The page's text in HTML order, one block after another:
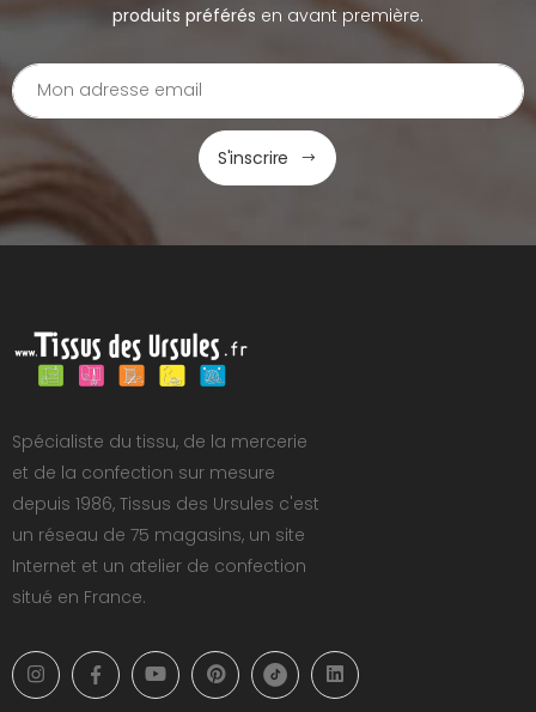
produits préférés en avant première.
S'inscrire
Spécialiste du tissu, de la mercerie
et de la confection sur mesure
depuis 1986, Tissus des Ursules c'est
un réseau de 75 magasins, un site
Internet et un atelier de confection
situé en France.